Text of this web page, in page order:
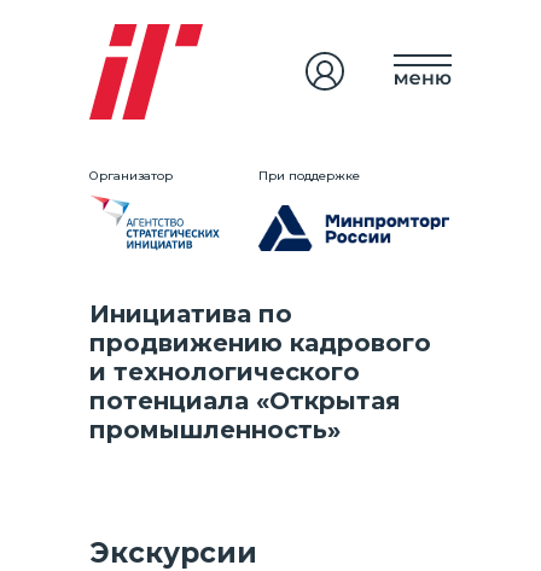
Инициатива по
продвижению кадрового
и технологического
потенциала «Открытая
промышленность»
Организатор При поддержке
Экскурсии